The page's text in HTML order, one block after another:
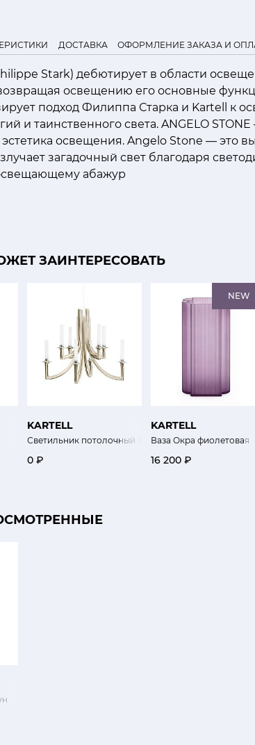
ДОСТАВКА ОФОРМЛЕНИЕ ЗАКАЗА И
Stark) дебютирует в области
освещению его основные
подход Филиппа Старка и Kartell к
и таинственного света. ANGELO
освещения. Angelo Stone — это
загадочный свет благодаря
абажур
ЗАИНТЕРЕСОВАТЬ
KARTELL
Светильник потолочный Хан
0 ₽
NEW
KARTELL
Ваза Окра фиолетовая
16 200 ₽